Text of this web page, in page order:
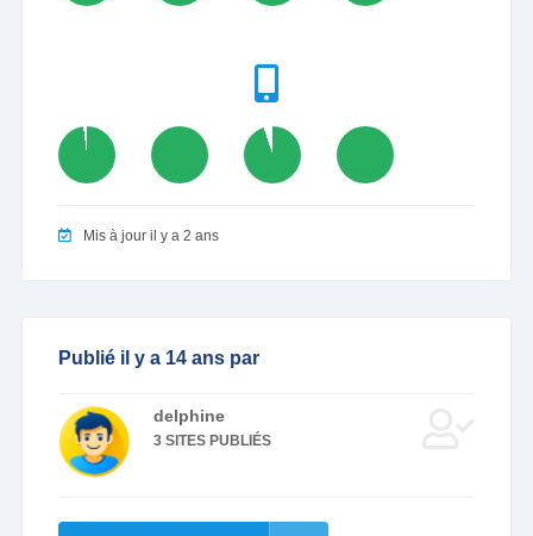
98 95
Mis à jour il y a 2 ans
Publié il y a 14 ans par
delphine
3 SITES PUBLIÉS